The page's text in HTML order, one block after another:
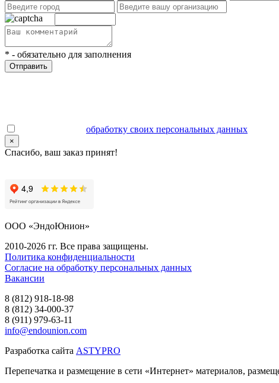
* - обязательно для заполнения
Отправить
обработку своих персональных данных
×
Спасибо, ваш заказ принят!
ООО «ЭндоЮнион»
2010-2026 гг. Все права защищены.
Политика конфиденциальности
Согласие на обработку персональных данных
Вакансии
8 (812) 918-18-98
8 (812) 34-000-37
8 (911) 979-63-11
info@endounion.com
Разработка сайта ASTYPRO
Перепечатка и размещение в сети «Интернет» материалов,